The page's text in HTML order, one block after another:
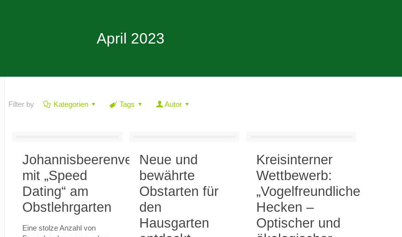
April 2023
Filter by Kategorien Tags Autor
Johannisbeerenverkostung
mit „Speed
Dating“ am
Obstlehrgarten
Eine stolze Anzahl von
Neue und
bewährte
Obstarten für
den
Hausgarten
Kreisinterner
Wettbewerb:
„Vogelfreundliche
Hecken –
Optischer und